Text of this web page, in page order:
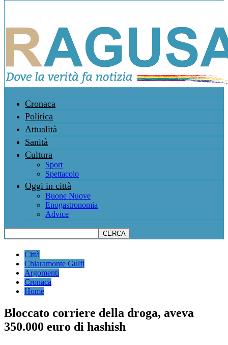
Cronaca
Politica
Attualità
Sanità
Cultura
Sport
Spettacolo
Oggi in città
Buone Nuove
Enogastronomia
Advice
Città
Chiaramonte Gulfi
Argomenti
Cronaca
Home
Bloccato corriere della droga, aveva
350.000 euro di hashish